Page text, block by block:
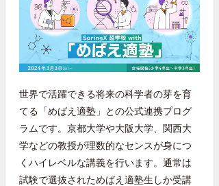
世界で活躍できる将来の科学者の芽を育
てる「めばえ適塾」との公式連携プログ
ラムです。京都大学や大阪大学、関西大
学などの教授が理数的なセンスが身につ
くハイレベルな講義を行います。通常は
試験で選抜されためばえ適塾生しか受講